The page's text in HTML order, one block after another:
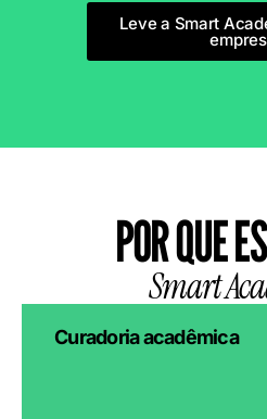
Leve a Smart
POR QUE
Smart
Curadoria acadêmica